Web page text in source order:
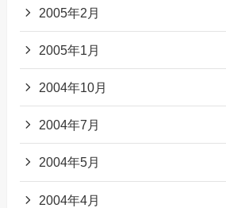
2005年2月
2005年1月
2004年10月
2004年7月
2004年5月
2004年4月